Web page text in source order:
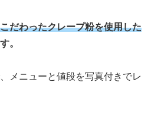
だわったクレープ粉を使用した
。
メニューと値段を写真付きでレ